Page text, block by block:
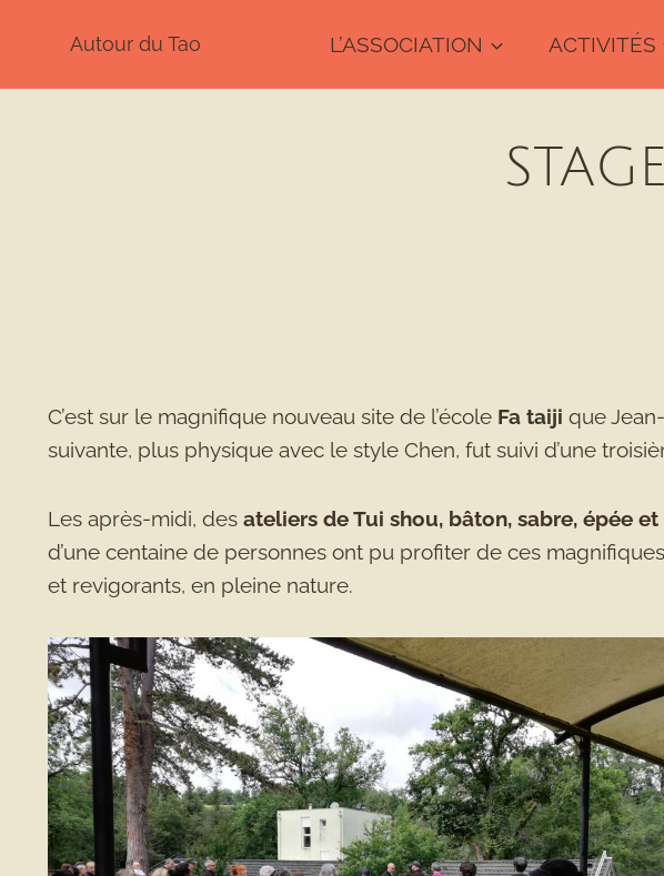
Autour du Tao L’ASSOCIATION ACTIVITÉS
C’est sur le magnifique nouveau site de l’école Fa taiji que
suivante, plus physique avec le style Chen, fut suivi d’une
Les après-midi, des ateliers de Tui shou, bâton, sabre, épée
d’une centaine de personnes ont pu profiter de ces
et revigorants, en pleine nature.